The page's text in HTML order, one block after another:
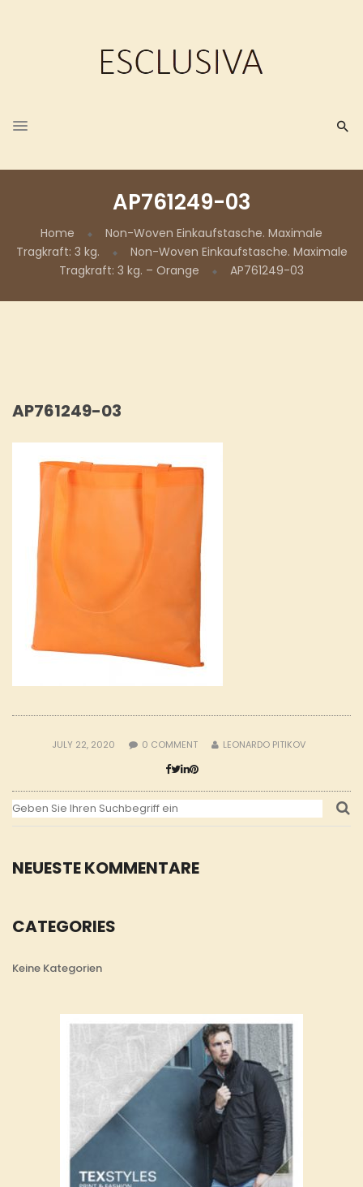
AP761249-03
Home
Non-Woven Einkaufstasche. Maximale
Tragkraft: 3 kg.
Non-Woven Einkaufstasche. Maximale
Tragkraft: 3 kg. – Orange
AP761249-03
NEUESTE KOMMENTARE
CATEGORIES
Keine Kategorien
AP761249-03
JULY 22, 2020 0 COMMENT LEONARDO PITIKOV